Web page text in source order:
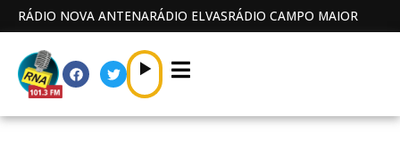
RÁDIO NOVA ANTENARÁDIO ELVASRÁDIO CAMPO MAIOR